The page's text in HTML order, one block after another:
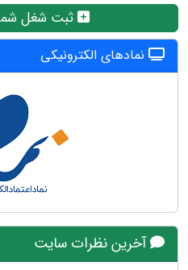
ثبت شغل
نمادهای الکترونیکی
آخرین نظرات سایت